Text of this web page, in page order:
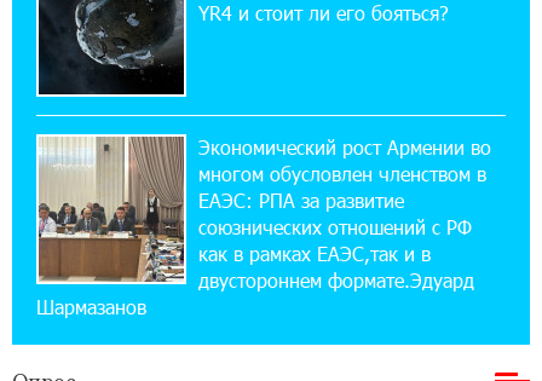
14:44:13 29-07-2026
Состоялось открытие Khachaturian Rooftop
при поддержке IDBank
18:38:18 28-07-2026
Пашинян ты упустил свой шанс уйти
спокойно. Аршак Карапетян
12:04:53 28-07-2026
Обновленный Центр продаж и обслуживания
Ucom открылся по адресу ул. Шаумяна, 24/2
в Арарате
YR4 и стоит ли его бояться?
Экономический рост Армении во
многом обусловлен членством в
ЕАЭС: РПА за развитие
союзнических отношений с РФ
как в рамках ЕАЭС,так и в
двустороннем формате.Эдуард
Шармазанов